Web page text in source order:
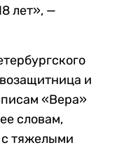
лет», —
и
«Вера»
словам,
с тяжелыми